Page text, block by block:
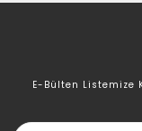
E-Bülten Listemize